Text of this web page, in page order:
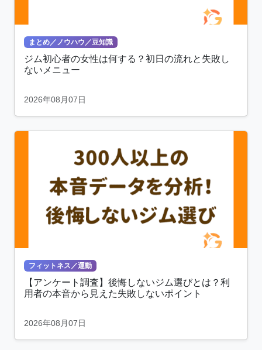
まとめ／ノウハウ／豆知識
ジム初心者の女性は何する？初日の流れと失敗し
ないメニュー
2026年08月07日
フィットネス／運動
【アンケート調査】後悔しないジム選びとは？利
用者の本音から見えた失敗しないポイント
2026年08月07日